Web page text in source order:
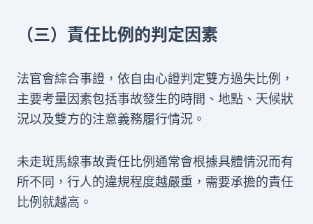
（三）責任比例的判定因素
法官會綜合事證，依自由心證判定雙方過失比例，
主要考量因素包括事故發生的時間、地點、天候狀
況以及雙方的注意義務履行情況。
未走斑馬線事故責任比例通常會根據具體情況而有
所不同，行人的違規程度越嚴重，需要承擔的責任
比例就越高。